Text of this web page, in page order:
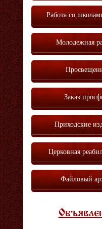
Работа со
Молодежная
Заказ
Приходские
Церковная
Файловый